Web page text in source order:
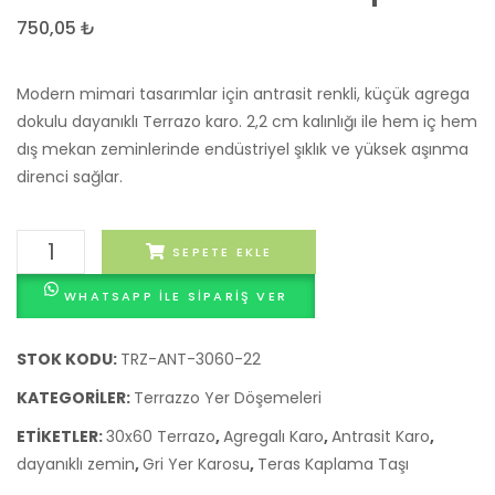
Beyaz
cm
Cilalı
Peyzaj
750,05 ₺
Modern mimari tasarımlar için antrasit renkli, küçük agrega
dokulu dayanıklı Terrazo karo. 2,2 cm kalınlığı ile hem iç hem
dış mekan zeminlerinde endüstriyel şıklık ve yüksek aşınma
direnci sağlar.
30x60x2,2
cm
Antrasit
Karo
Kaplama
adet
SEPETE EKLE
WHATSAPP ILE SIPARIŞ VER
STOK KODU: TRZ-ANT-3060-22
KATEGORILER: Terrazzo Yer Döşemeleri
ETIKETLER:30x60 Terrazo,Agregalı Karo,Antrasit Karo,
dayanıklı zemin,Gri Yer Karosu, Teras Kaplama Taşı